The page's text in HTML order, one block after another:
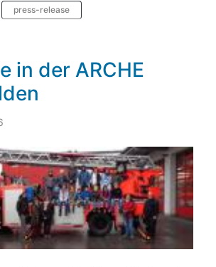
press-release
in der ARCHE